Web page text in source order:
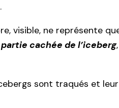
visible, ne représente
cachée de l’iceberg
sont traqués et